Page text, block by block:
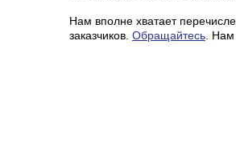
Нам вполне хватает
заказчиков. Обращайтесь. Нам